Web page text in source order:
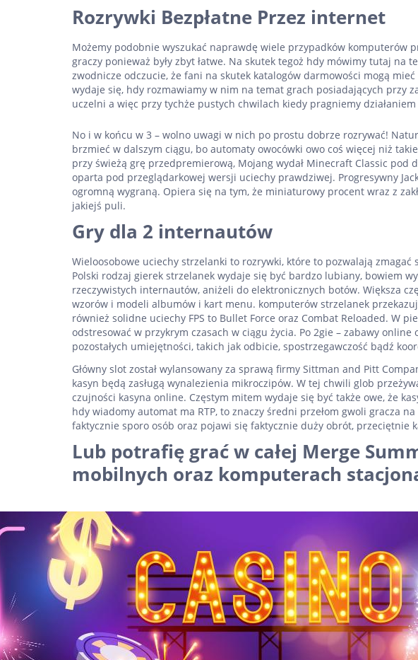
Rozrywki Bezpłatne Przez internet
Możemy podobnie wyszukać naprawdę wiele przypadków komputerów
graczy ponieważ były zbyt łatwe. Na skutek tegoż hdy mówimy tutaj na
zwodnicze odczucie, że fani na skutek katalogów darmowości mogą
wydaje się, hdy rozmawiamy w nim na temat grach posiadających przy
uczelni a więc przy tychże pustych chwilach kiedy pragniemy
No i w końcu w 3 – wolno uwagi w nich po prostu dobrze rozrywać!
brzmieć w dalszym ciągu, bo automaty owocówki owo coś więcej niż
przy świeżą grę przedpremierową, Mojang wydał Minecraft Classic pod
oparta pod przeglądarkowej wersji uciechy prawdziwej. Progresywny
ogromną wygraną. Opiera się na tym, że miniaturowy procent wraz z
jakiejś puli.
Gry dla 2 internautów
Wieloosobowe uciechy strzelanki to rozrywki, które to pozwalają
Polski rodzaj gierek strzelanek wydaje się być bardzo lubiany, bowiem
rzeczywistych internautów, aniżeli do elektronicznych botów. Większa
wzorów i modeli albumów i kart menu. komputerów strzelanek
również solidne uciechy FPS to Bullet Force oraz Combat Reloaded. W
odstresować w przykrym czasach w ciągu życia. Po 2gie – zabawy
pozostałych umiejętności, takich jak odbicie, spostrzegawczość bądź
Główny slot został wylansowany za sprawą firmy Sittman and Pitt
kasyn będą zasługą wynalezienia mikroczipów. W tej chwili glob
czujności kasyna online. Częstym mitem wydaje się być także owe, że
hdy wiadomy automat ma RTP, to znaczy średni przełom gwoli gracza
faktycznie sporo osób oraz pojawi się faktycznie duży obrót, przeciętnie
Lub potrafię grać w całej Merge
mobilnych oraz komputerach